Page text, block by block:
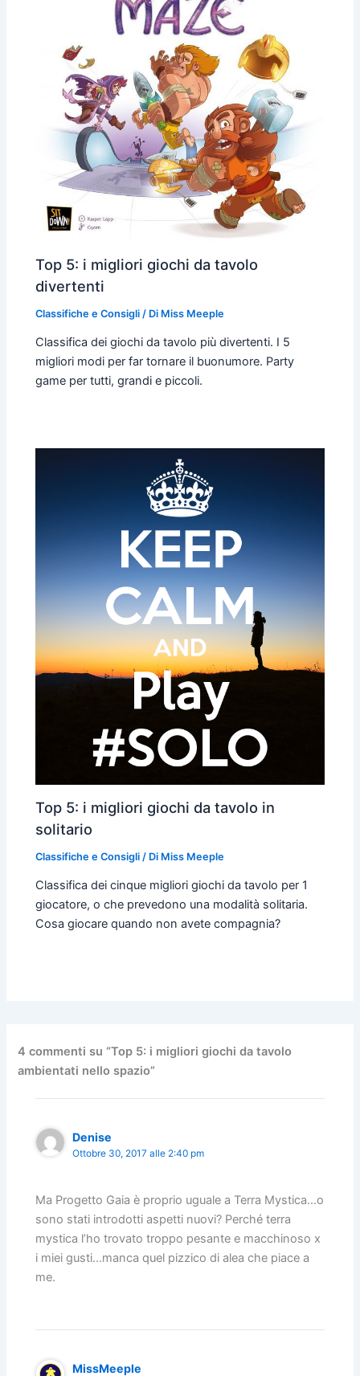
Top 5: i migliori giochi da tavolo
divertenti
Classifiche e Consigli / Di Miss Meeple
Classifica dei giochi da tavolo più divertenti. I 5
migliori modi per far tornare il buonumore. Party
game per tutti, grandi e piccoli.
Top 5: i migliori giochi da tavolo in
solitario
Classifiche e Consigli / Di Miss Meeple
Classifica dei cinque migliori giochi da tavolo per 1
giocatore, o che prevedono una modalità solitaria.
Cosa giocare quando non avete compagnia?
4 commenti su “Top 5: i migliori giochi da tavolo
ambientati nello spazio”
Denise
Ottobre 30, 2017 alle 2:40 pm
Ma Progetto Gaia è proprio uguale a Terra Mystica…o
sono stati introdotti aspetti nuovi? Perché terra
mystica l’ho trovato troppo pesante e macchinoso x
i miei gusti…manca quel pizzico di alea che piace a
me.
MissMeeple